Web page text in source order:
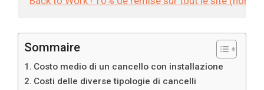
Sommaire
Costo medio di un cancello con installazione
Costi delle diverse tipologie di cancelli